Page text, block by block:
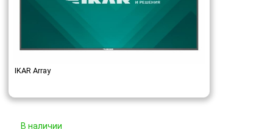
IKAR Array
В наличии